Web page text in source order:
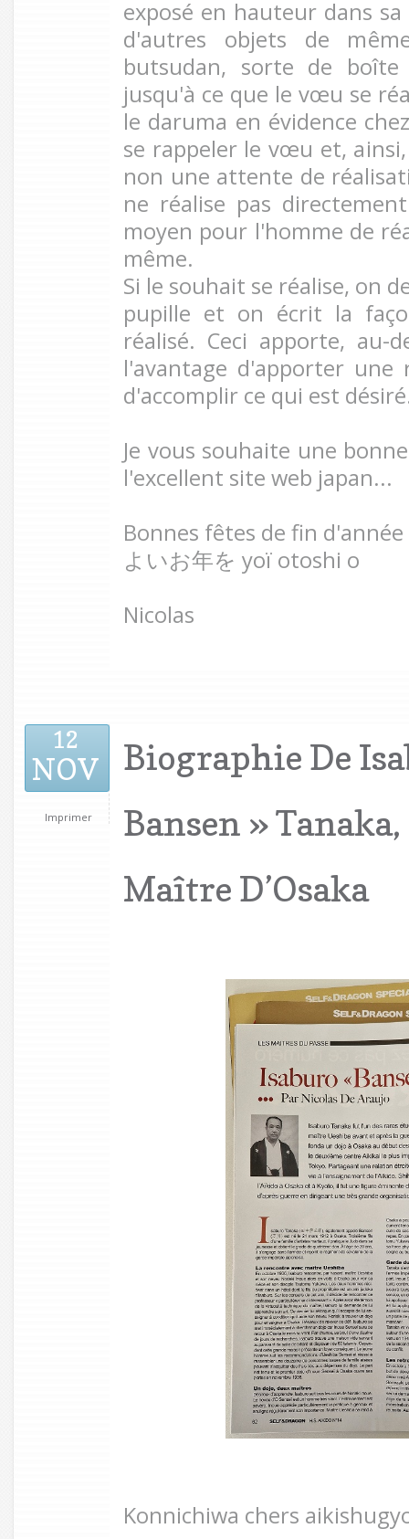
exposé en hauteur dans
d'autres objets de
butsudan, sorte de
jusqu'à ce que le vœu se
le daruma en évidence
se rappeler le vœu et,
non une attente de
ne réalise pas
moyen pour l'homme de
même.
Si le souhait se réalise, on
pupille et on écrit la
réalisé. Ceci apporte, au-
l'avantage d'apporter une
d'accomplir ce qui est
Je vous souhaite une
l'excellent site web japan...
Bonnes fêtes de fin
よいお年を yoï otoshi o
Nicolas
12
NOV
Imprimer
Biographie De
Bansen »
Maître D’Osaka
Konnichiwa chers